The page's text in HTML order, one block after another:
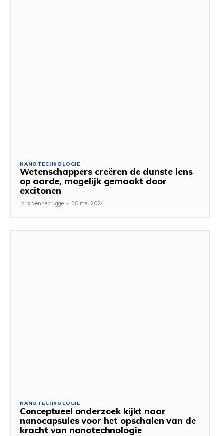
NANOTECHNOLOGIE
Wetenschappers creëren de dunste lens
op aarde, mogelijk gemaakt door
excitonen
Joris Vennebrugge - 30 mei 2024
NANOTECHNOLOGIE
Conceptueel onderzoek kijkt naar
nanocapsules voor het opschalen van de
kracht van nanotechnologie